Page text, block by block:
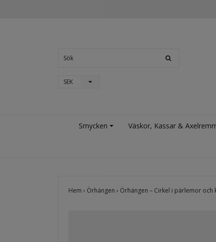
SEK
Smycken Väskor, Kassar &
Hem › Örhängen › Örhängen – Cirkel i pärlemor och